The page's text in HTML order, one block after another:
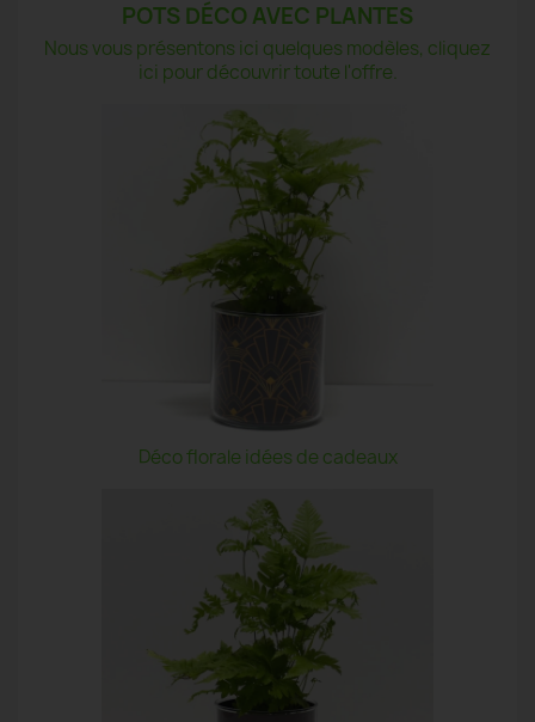
POTS DÉCO AVEC PLANTES
Nous vous présentons ici quelques modèles, cliquez
ici pour découvrir toute l'offre.
Déco florale idées de cadeaux